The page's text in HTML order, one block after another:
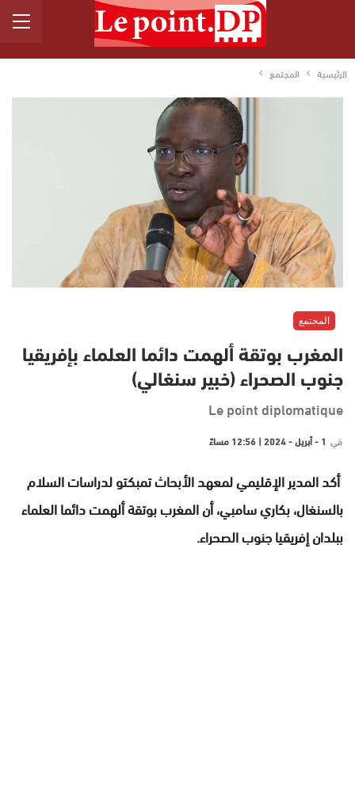
الرئيسية المجتمع
المجتمع
المغرب بوتقة ألهمت دائما العلماء بإفريقيا
جنوب الصحراء (خبير سنغالي)
Le point diplomatique
في 1 - أبريل - 2024 | 12:56 مساءً
أكد المدير الإقليمي لمعهد الأبحاث تمبكتو لدراسات السلام
بالسنغال، بكاري سامبي، أن المغرب بوتقة ألهمت دائما العلماء
ببلدان إفريقيا جنوب الصحراء.